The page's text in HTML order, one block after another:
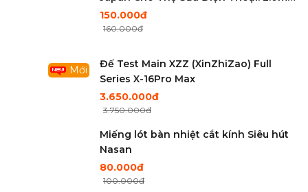
và 1.5mm - 1.5m
150.000đ
160.000đ
Mới
Đế Test Main XZZ (XinZhiZao) Full
Series X-16Pro Max
3.650.000đ
3.750.000đ
Miếng lót bàn nhiệt cắt kính Siêu hút
Nasan
80.000đ
100.000đ